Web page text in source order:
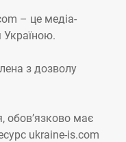
– це медіа-
Україною.
з дозволу
обов’язково має
ukraine-is.com